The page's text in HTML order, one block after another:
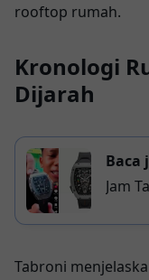
rooftop rumah.
Kronologi
Dijarah
Baca
Jam
Tabroni